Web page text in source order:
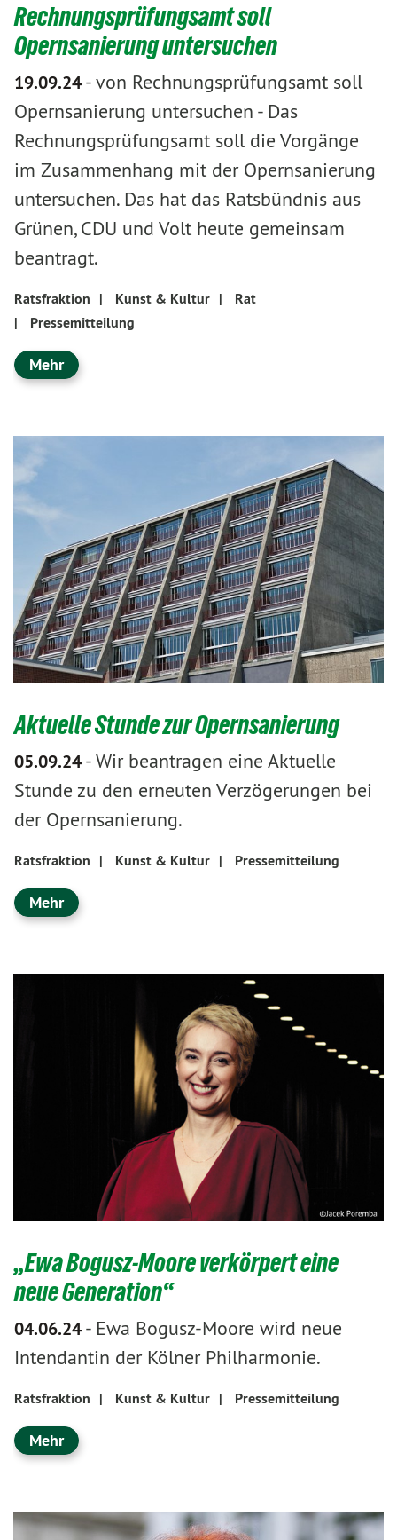
Rechnungsprüfungsamt soll
Opernsanierung untersuchen
19.09.24-von Rechnungsprüfungsamt soll
Opernsanierung untersuchen - Das
Rechnungsprüfungsamt soll die Vorgänge
im Zusammenhang mit der Opernsanierung
untersuchen. Das hat das Ratsbündnis aus
Grünen, CDU und Volt heute gemeinsam
beantragt.
Ratsfraktion | Kunst & Kultur |
Rat
|
Pressemitteilung
Mehr
Aktuelle Stunde zur Opernsanierung
05.09.24-Wir beantragen eine Aktuelle
Stunde zu den erneuten Verzögerungen bei
der Opernsanierung.
Ratsfraktion | Kunst & Kultur | Pressemitteilung
Mehr
„Ewa Bogusz-Moore verkörpert eine
neue Generation“
04.06.24- Ewa Bogusz-Moore wird neue
Intendantin der Kölner Philharmonie.
Ratsfraktion | Kunst & Kultur | Pressemitteilung
Mehr